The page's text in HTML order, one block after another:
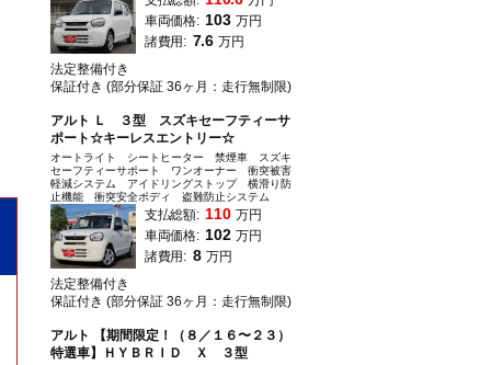
車両価格: 103 万円
諸費用: 7.6 万円
法定整備付き
保証付き (部分保証 36ヶ月：走行無制限)
アルト Ｌ ３型 スズキセーフティーサ
ポート☆キーレスエントリー☆
オートライト シートヒーター 禁煙車 スズキ
セーフティーサポート ワンオーナー 衝突被害
軽減システム アイドリングストップ 横滑り防
止機能 衝突安全ボディ 盗難防止システム
支払総額: 110 万円
車両価格: 102 万円
諸費用: 8 万円
法定整備付き
保証付き (部分保証 36ヶ月：走行無制限)
アルト 【期間限定！（８／１６〜２３）
特選車】ＨＹＢＲＩＤ Ｘ ３型